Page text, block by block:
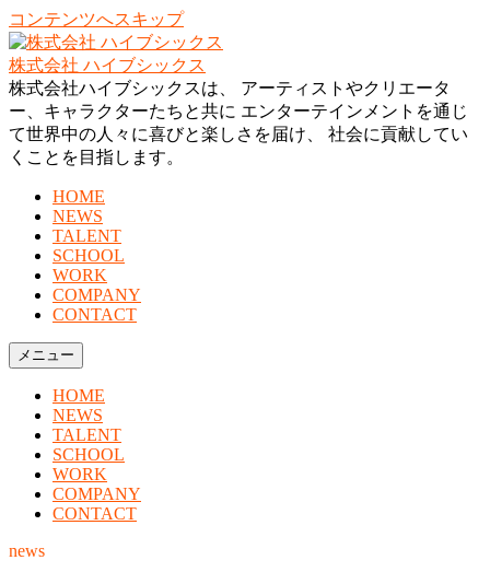
コンテンツへスキップ
株式会社 ハイブシックス
株式会社ハイブシックスは、 アーティストやクリエータ
ー、キャラクターたちと共に エンターテインメントを通じ
て世界中の人々に喜びと楽しさを届け、 社会に貢献してい
くことを目指します。
HOME
NEWS
TALENT
SCHOOL
WORK
COMPANY
CONTACT
メニュー
HOME
NEWS
TALENT
SCHOOL
WORK
COMPANY
CONTACT
news